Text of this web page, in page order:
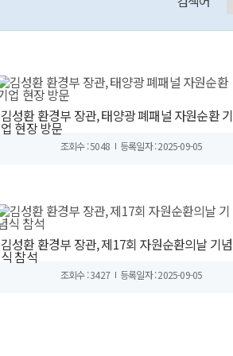
김성환 환경부 장관, 태양광 폐패널 자원순환 기
업 현장 방문
조회수 : 5048 등록일자 : 2025-09-05
김성환 환경부 장관, 제17회 자원순환의날 기념
식 참석
조회수 : 3427 등록일자 : 2025-09-05